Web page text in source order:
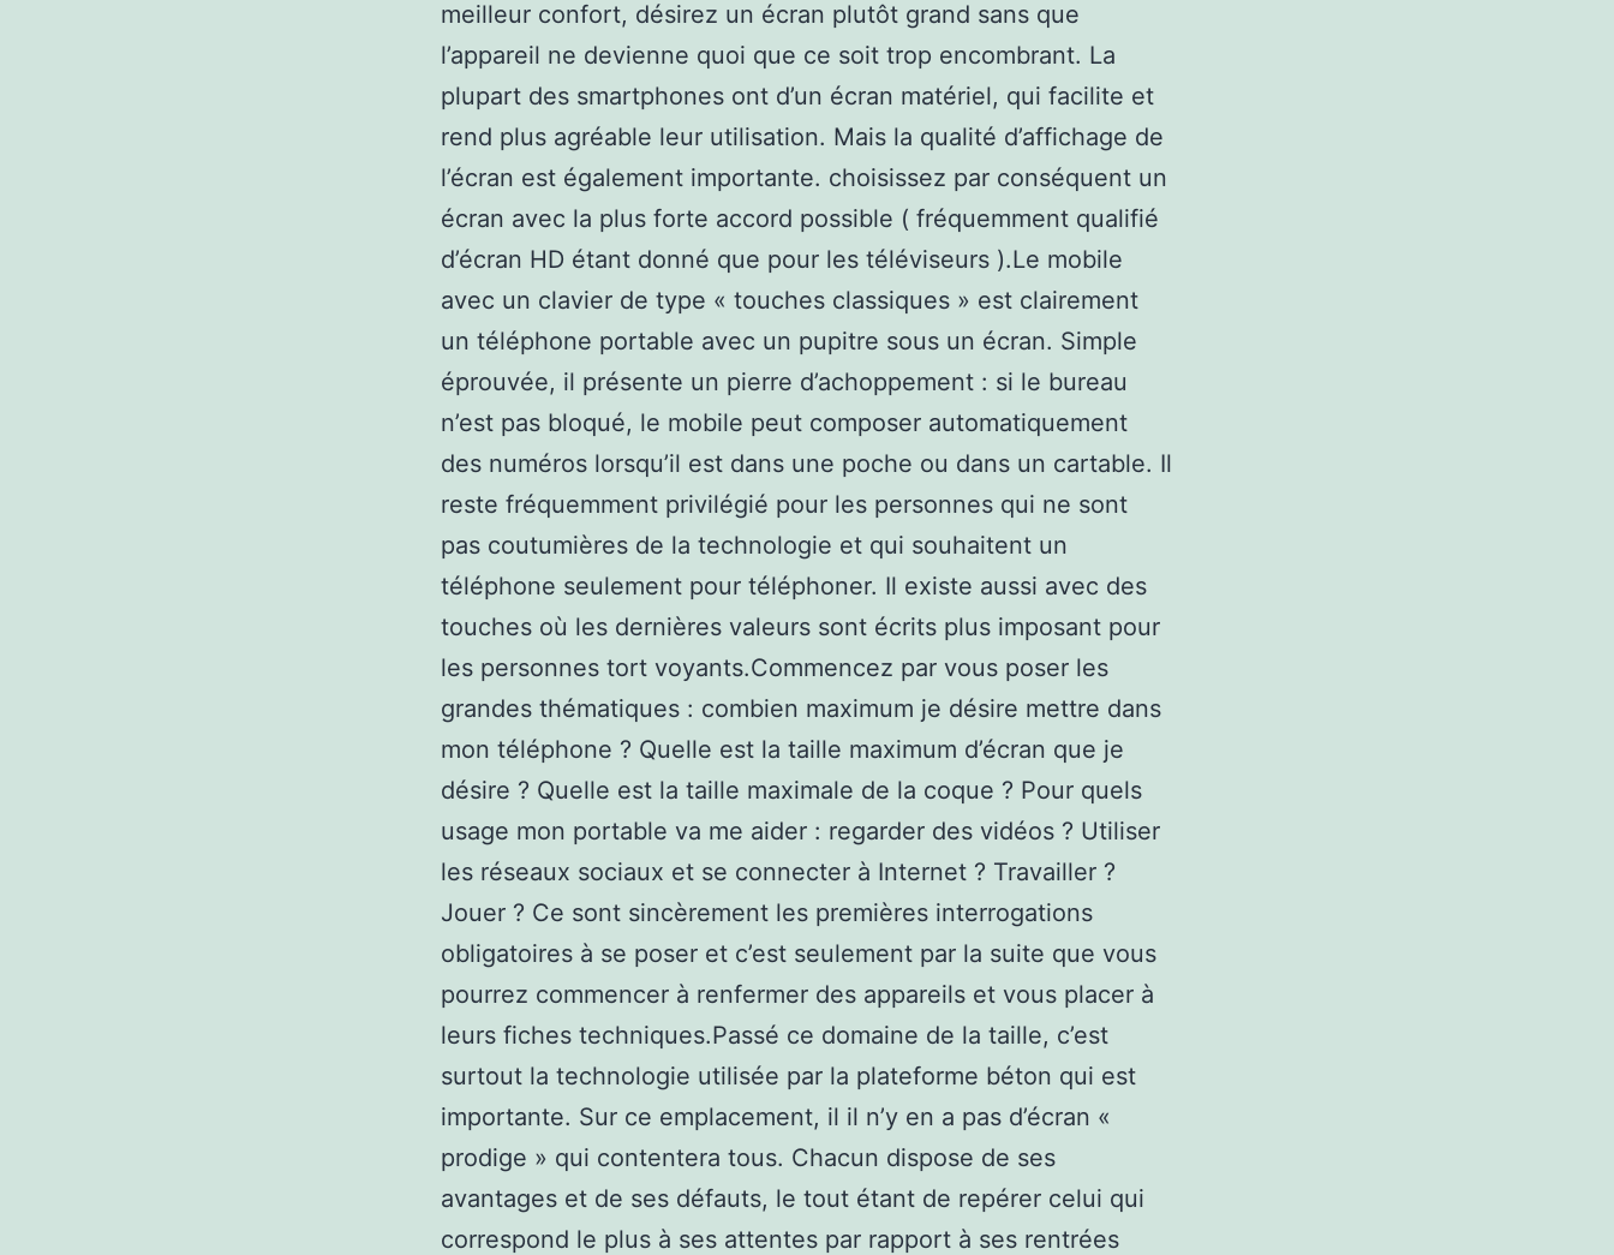
meilleur confort, désirez un écran plutôt grand sans que
l’appareil ne devienne quoi que ce soit trop encombrant. La
plupart des smartphones ont d’un écran matériel, qui facilite et
rend plus agréable leur utilisation. Mais la qualité d’affichage de
l’écran est également importante. choisissez par conséquent un
écran avec la plus forte accord possible ( fréquemment qualifié
d’écran HD étant donné que pour les téléviseurs ).Le mobile
avec un clavier de type « touches classiques » est clairement
un téléphone portable avec un pupitre sous un écran. Simple
éprouvée, il présente un pierre d’achoppement : si le bureau
n’est pas bloqué, le mobile peut composer automatiquement
des numéros lorsqu’il est dans une poche ou dans un cartable. Il
reste fréquemment privilégié pour les personnes qui ne sont
pas coutumières de la technologie et qui souhaitent un
téléphone seulement pour téléphoner. Il existe aussi avec des
touches où les dernières valeurs sont écrits plus imposant pour
les personnes tort voyants.Commencez par vous poser les
grandes thématiques : combien maximum je désire mettre dans
mon téléphone ? Quelle est la taille maximum d’écran que je
désire ? Quelle est la taille maximale de la coque ? Pour quels
usage mon portable va me aider : regarder des vidéos ? Utiliser
les réseaux sociaux et se connecter à Internet ? Travailler ?
Jouer ? Ce sont sincèrement les premières interrogations
obligatoires à se poser et c’est seulement par la suite que vous
pourrez commencer à renfermer des appareils et vous placer à
leurs fiches techniques.Passé ce domaine de la taille, c’est
surtout la technologie utilisée par la plateforme béton qui est
importante. Sur ce emplacement, il il n’y en a pas d’écran «
prodige » qui contentera tous. Chacun dispose de ses
avantages et de ses défauts, le tout étant de repérer celui qui
correspond le plus à ses attentes par rapport à ses rentrées